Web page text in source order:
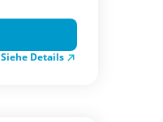
Siehe Details